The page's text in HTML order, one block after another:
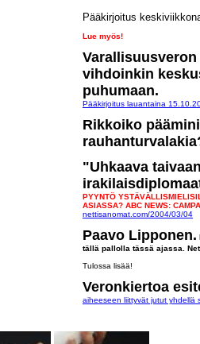
Pääkirjoitus
Lue myös!
vihdoinkin
puhumaan.
Pääkirjoitus lauantaina
Rikkoiko
"Uhkaava
PYYNTÖ
ASIASSA? ABC NEWS:
nettisanomat.com/2004/03/04
Paavo Lipponen.
tällä pallolla tässä ajassa.
Tulossa lisää!
Veronkiertoa
aiheeseen liittyvät jutut yhdellä